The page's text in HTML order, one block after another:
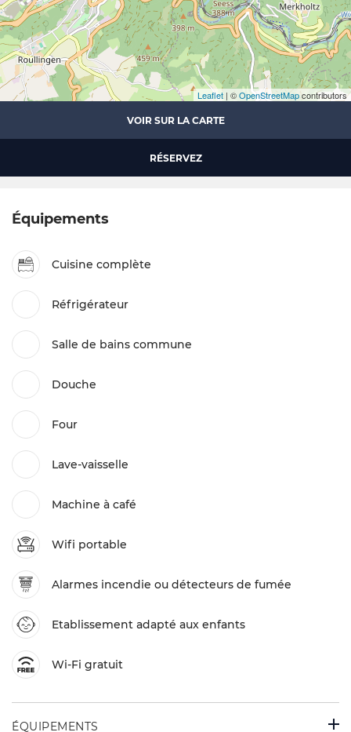
Leaflet | ©OpenStreetMapcontributors
VOIR SUR LA CARTE
RÉSERVEZ
Équipements
Cuisine complète
Réfrigérateur
Salle de bains commune
Douche
Four
Lave-vaisselle
Machine à café
Wifi portable
Alarmes incendie ou détecteurs de fumée
Etablissement adapté aux enfants
Wi-Fi gratuit
ÉQUIPEMENTS